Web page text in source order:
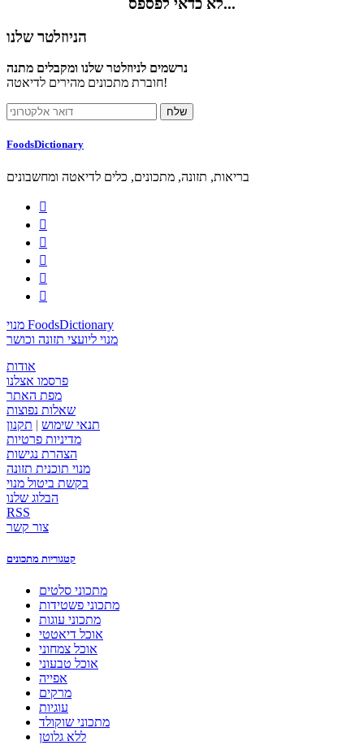
לא כדאי לפספס...
הניוזלטר שלנו
נרשמים לניוזלטר שלנו ומקבלים מתנה
חוברת מתכונים מהירים לדיאטה!
FoodsDictionary
בריאות, תזונה, מתכונים, כלים לדיאטה ומחשבונים






מנוי FoodsDictionary
מנוי ליועצי תזונה וכושר
אודות
פרסמו אצלנו
מפת האתר
שאלות נפוצות
תנאי שימוש | תקנון
מדיניות פרטיות
הצהרת נגישות
מנוי תוכנית תזונה
בקשת ביטול מנוי
הבלוג שלנו
RSS
צור קשר
קטגוריות מתכונים
מתכוני סלטים
מתכוני פשטידות
מתכוני עוגות
אוכל דיאטטי
אוכל צמחוני
אוכל טבעוני
אפייה
מרקים
עוגיות
מתכוני שוקולד
ללא גלוטן